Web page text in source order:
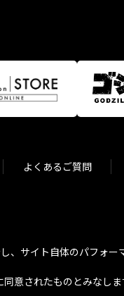
よくあるご質問
、サイト自体のパフォ
意されたものとみなしま